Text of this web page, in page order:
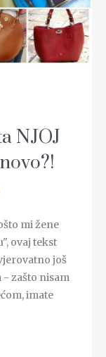
NJOJ
mi žene
ovaj tekst
još
- zašto nisam
imate